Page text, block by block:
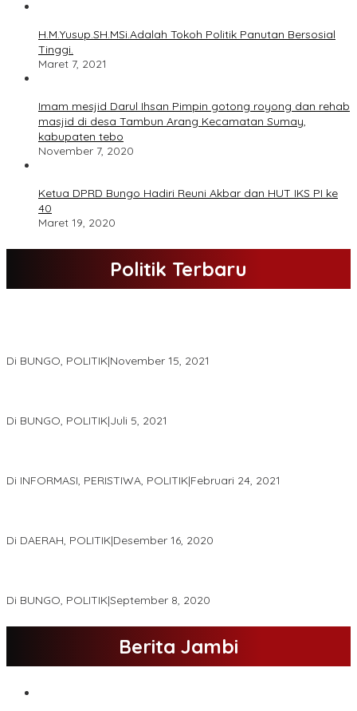
H.M.Yusup.SH.MSi.Adalah Tokoh Politik Panutan Bersosial
Tinggi.
Maret 7, 2021
Imam mesjid Darul Ihsan Pimpin gotong royong dan rehab
masjid di desa Tambun Arang Kecamatan Sumay,
kabupaten tebo
November 7, 2020
Ketua DPRD Bungo Hadiri Reuni Akbar dan HUT IKS PI ke
40
Maret 19, 2020
Politik Terbaru
Di BUNGO, POLITIK|November 15, 2021
Di BUNGO, POLITIK|Juli 5, 2021
Di INFORMASI, PERISTIWA, POLITIK|Februari 24, 2021
Di DAERAH, POLITIK|Desember 16, 2020
Di BUNGO, POLITIK|September 8, 2020
Berita Jambi